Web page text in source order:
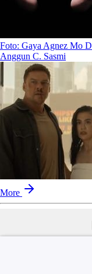
Foto: Gaya Agnez Mo
Anggun C. Sasmi
More